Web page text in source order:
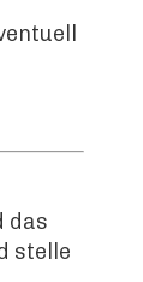
das
stelle